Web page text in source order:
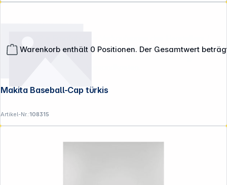
Warenkorb enthält 0 Positionen. Der Gesamtwert
Makita Baseball-Cap türkis
Artikel-Nr.:108315
Lieferanten zzgl. 19% Mwst.